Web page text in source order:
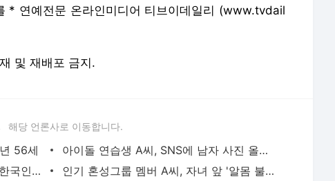
연예전문 온라인미디어 티브이데일리 (www.tvdail
및 재배포 금지.
해당 언론사로 이동합니다.
56세
아이돌 연습생 A씨, SNS에 남자 사진 올렸다 소속사 퇴출
대만 인플루언서, 중국인에게 맞고 한국인 남성이라 진술 '후폭풍'
인기 혼성그룹 멤버 A씨, 자녀 앞 '알몸 불륜' 후 폭행 의혹